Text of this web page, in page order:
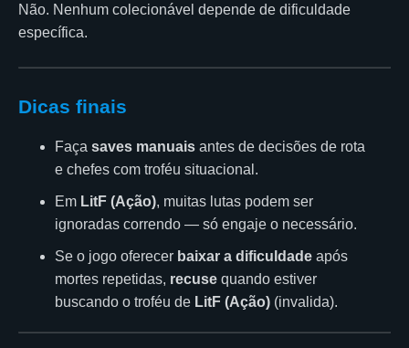
Não. Nenhum colecionável depende de dificuldade
específica.
Dicas finais
Faça saves manuais antes de decisões de rota
e chefes com troféu situacional.
Em LitF (Ação), muitas lutas podem ser
ignoradas correndo — só engaje o necessário.
Se o jogo oferecer baixar a dificuldade após
mortes repetidas, recuse quando estiver
buscando o troféu de LitF (Ação) (invalida).